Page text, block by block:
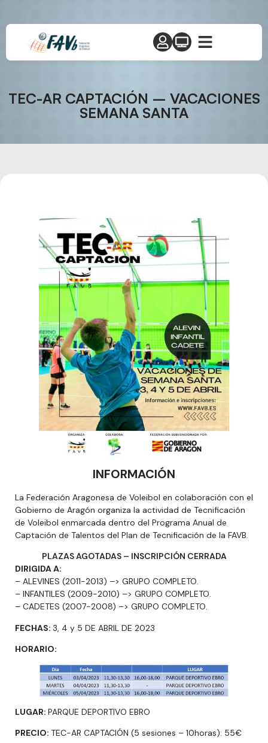
TEC-AR CAPTACIÓN – VACACIONES
SEMANA SANTA
INFORMACIÓN
La Federación Aragonesa de Voleibol en colaboración con el
Gobierno de Aragón organiza la actividad de Tecnificación
de Voleibol enmarcada dentro del Programa Anual de
Captación de Talentos del Plan de Tecnificación de la FAVB.
PLAZAS AGOTADAS – INSCRIPCIÓN CERRADA
DIRIGIDA A:
– ALEVINES (2011-2013) –> GRUPO COMPLETO.
– INFANTILES (2009-2010) –> GRUPO COMPLETO.
– CADETES (2007-2008) –> GRUPO COMPLETO.
FECHAS: 3, 4 y 5 DE ABRIL DE 2023
HORARIO:
LUGAR: PARQUE DEPORTIVO EBRO
PRECIO: TEC-AR CAPTACIÓN (5 sesiones – 10horas): 55€